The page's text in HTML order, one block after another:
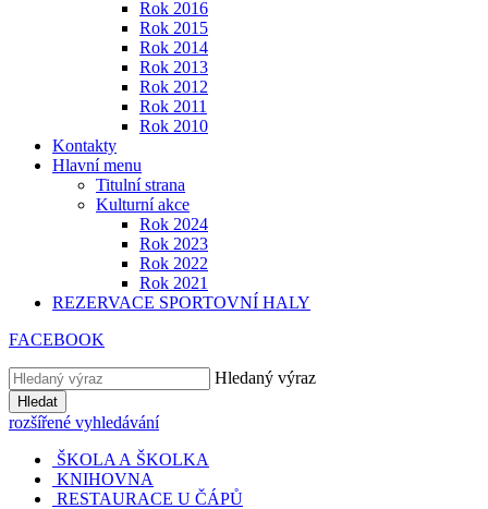
Rok 2016
Rok 2015
Rok 2014
Rok 2013
Rok 2012
Rok 2011
Rok 2010
Kontakty
Hlavní menu
Titulní strana
Kulturní akce
Rok 2024
Rok 2023
Rok 2022
Rok 2021
REZERVACE SPORTOVNÍ HALY
FACEBOOK
Hledaný výraz
Hledat
rozšířené vyhledávání
ŠKOLA A ŠKOLKA
KNIHOVNA
RESTAURACE U ČÁPŮ